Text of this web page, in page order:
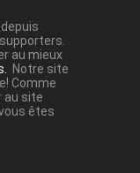
au mieux
Notre site
Comme
au site
êtes